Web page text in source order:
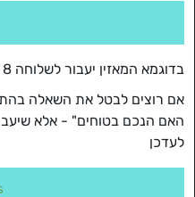
בדוגמא המאזין יעבור לשלוחה 8 שתחת התפריט הראשי
אם רוצים לבטל את השאלה
האם הנכם בטוחים" - אלא
לעדכן